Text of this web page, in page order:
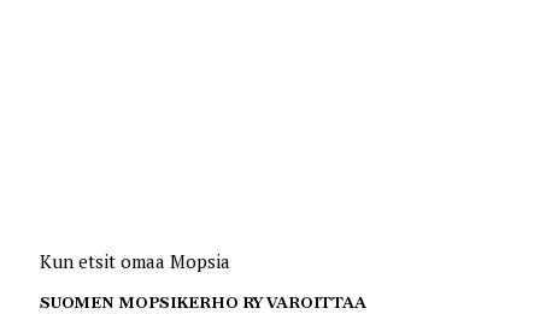
Kun etsit omaa Mopsia
SUOMEN MOPSIKERHO RY VAROITTAA